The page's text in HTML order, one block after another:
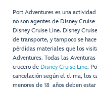
Port Adventures es una
no son agentes de Disney
Disney Cruise Line. Disney
de transporte, y tampoco se
pérdidas materiales que los
Adventures. Todas las
crucero de Disney Cruise Line.
cancelación según el clima, los
menores de 18 años deben